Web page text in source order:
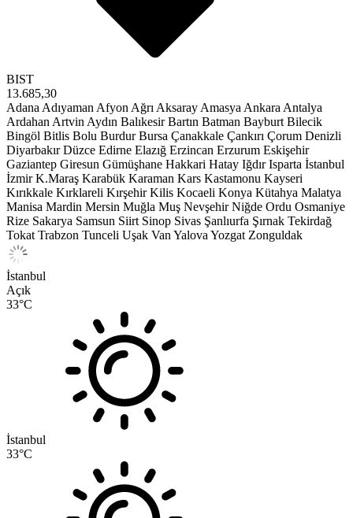
BIST
13.685,30
Adana Adıyaman Afyon Ağrı Aksaray Amasya Ankara Antalya
Ardahan Artvin Aydın Balıkesir Bartın Batman Bayburt Bilecik
Bingöl Bitlis Bolu Burdur Bursa Çanakkale Çankırı Çorum Denizli
Diyarbakır Düzce Edirne Elazığ Erzincan Erzurum Eskişehir
Gaziantep Giresun Gümüşhane Hakkari Hatay Iğdır Isparta İstanbul
İzmir K.Maraş Karabük Karaman Kars Kastamonu Kayseri
Kırıkkale Kırklareli Kırşehir Kilis Kocaeli Konya Kütahya Malatya
Manisa Mardin Mersin Muğla Muş Nevşehir Niğde Ordu Osmaniye
Rize Sakarya Samsun Siirt Sinop Sivas Şanlıurfa Şırnak Tekirdağ
Tokat Trabzon Tunceli Uşak Van Yalova Yozgat Zonguldak
İstanbul
Açık
33°C
İstanbul
33°C